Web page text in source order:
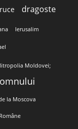
dragoste
Ierusalim
Moldovei;
la Moscova